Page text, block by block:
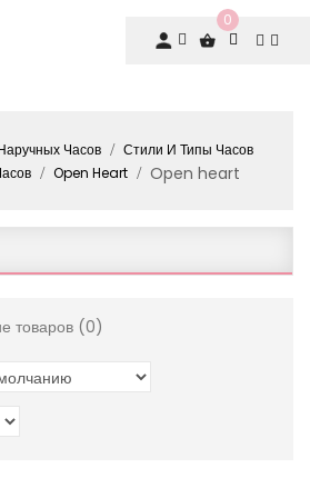
0
Часов
Стили И Типы Часов
Open Heart Open heart
товаров (0)